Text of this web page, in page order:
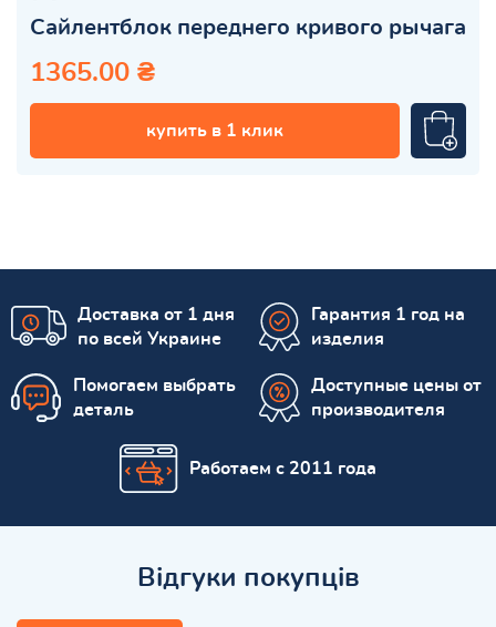
Сайлентблок переднего кривого рычага
1365.00 ₴
купить в 1 клик
Доставка от 1 дня
по всей Украине
Гарантия 1 год на
изделия
Помогаем выбрать
деталь
Доступные цены от
производителя
Работаем с 2011 года
Відгуки покупців